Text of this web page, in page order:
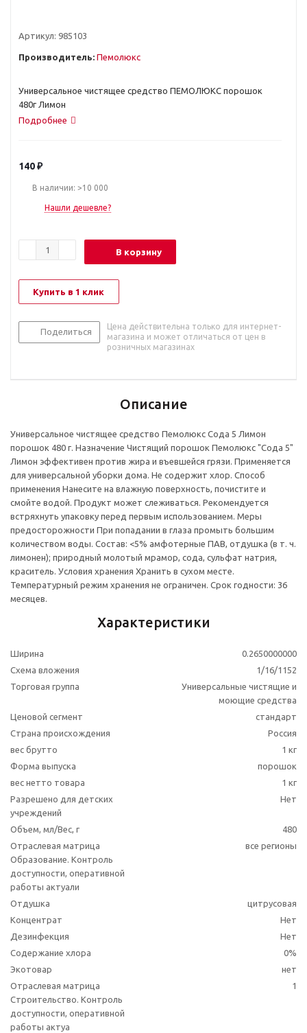
Артикул: 985103
Производитель: Пемолюкс
Универсальное чистящее средство ПЕМОЛЮКС порошок
480г Лимон
Подробнее
140₽
В наличии: >10 000
Нашли дешевле?
В корзину
Купить в 1 клик
Поделиться
Цена действительна только для интернет-
магазина и может отличаться от цен в
розничных магазинах
Описание
Универсальное чистящее средство Пемолюкс Сода 5 Лимон
порошок 480 г. Назначение Чистящий порошок Пемолюкс "Сода 5"
Лимон эффективен против жира и въевшейся грязи. Применяется
для универсальной уборки дома. Не содержит хлор. Способ
применения Нанесите на влажную поверхность, почистите и
смойте водой. Продукт может слеживаться. Рекомендуется
встряхнуть упаковку перед первым использованием. Меры
предосторожности При попадании в глаза промыть большим
количеством воды. Состав: <5% амфотерные ПАВ, отдушка (в т. ч.
лимонен); природный молотый мрамор, сода, сульфат натрия,
краситель. Условия хранения Хранить в сухом месте.
Температурный режим хранения не ограничен. Срок годности: 36
месяцев.
Характеристики
Ширина
0.2650000000
Схема вложения
1/16/1152
Торговая группа
Универсальные чистящие и
моющие средства
Ценовой сегмент
стандарт
Страна происхождения
Россия
вес брутто
1 кг
Форма выпуска
порошок
вес нетто товара
1 кг
Разрешено для детских
учреждений
Нет
Объем, мл/Вес, г
480
Отраслевая матрица
Образование. Контроль
доступности, оперативной
работы актуали
все регионы
Отдушка
цитрусовая
Концентрат
Нет
Дезинфекция
Нет
Содержание хлора
0%
Экотовар
нет
Отраслевая матрица
Строительство. Контроль
доступности, оперативной
работы актуа
1